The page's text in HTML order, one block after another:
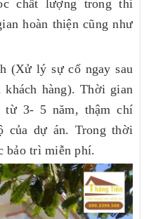
chất lượng trong thi
hoàn thiện cũng như
(Xử lý sự cố ngay sau
hàng). Thời gian
từ 3- 5 năm, thậm chí
của dự án. Trong thời
bảo trì miễn phí.